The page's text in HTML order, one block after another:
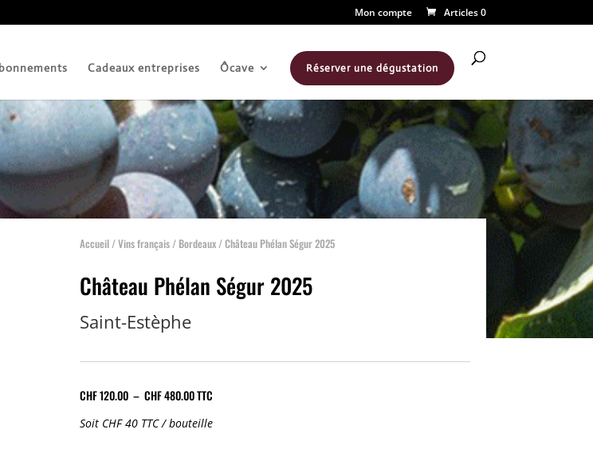
Mon compte Articles 0
Cadeaux entreprises Ôcave Réserver une dégustation
Accueil/Vins français/ Bordeaux/ Château Phélan Ségur 2025
Château Phélan Ségur 2025
Saint-Estèphe
CHF120.00 – CHF480.00Plage
prix :
TTC
Soit CHF 40 TTC / bouteille